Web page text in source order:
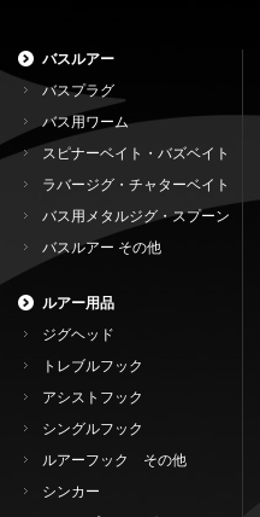
バスルアー
バスプラグ
バス用ワーム
スピナーベイト・バズベイト
ラバージグ・チャターベイト
バス用メタルジグ・スプーン
バスルアー その他
ルアー用品
ジグヘッド
トレブルフック
アシストフック
シングルフック
ルアーフック その他
シンカー